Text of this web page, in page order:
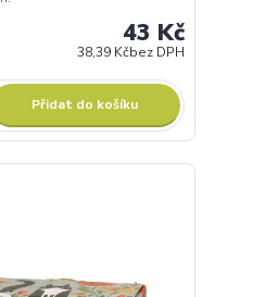
43 Kč
38,39 Kčbez DPH
Přidat do košíku